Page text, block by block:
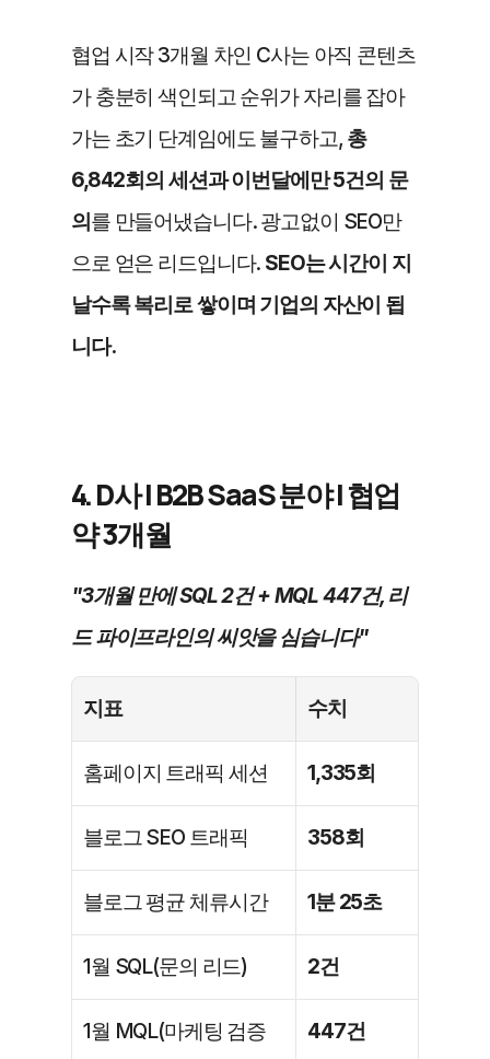
협업 시작 3개월 차인 C사는 아직 콘텐츠
가 충분히 색인되고 순위가 자리를 잡아
가는 초기 단계임에도 불구하고, 총
6,842회의 세션과 이번달에만 5건의 문
의를 만들어냈습니다. 광고없이 SEO만
으로 얻은 리드입니다. SEO는 시간이 지
날수록 복리로 쌓이며 기업의 자산이 됩
니다.
4. D사 | B2B SaaS 분야 | 협업
약 3개월
"3개월 만에 SQL 2건 + MQL 447건, 리
드 파이프라인의 씨앗을 심습니다"
지표 수치
홈페이지 트래픽 세션 1,335회
블로그 SEO 트래픽 358회
블로그 평균 체류시간 1분 25초
1월 SQL(문의 리드) 2건
1월 MQL(마케팅 검증
447건